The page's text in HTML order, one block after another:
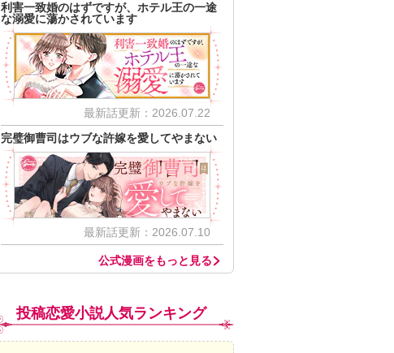
利害一致婚のはずですが、ホテル王の一途
な溺愛に蕩かされています
最新話更新：2026.07.22
完璧御曹司はウブな許嫁を愛してやまない
最新話更新：2026.07.10
公式漫画をもっと見る
投稿恋愛小説人気ランキング